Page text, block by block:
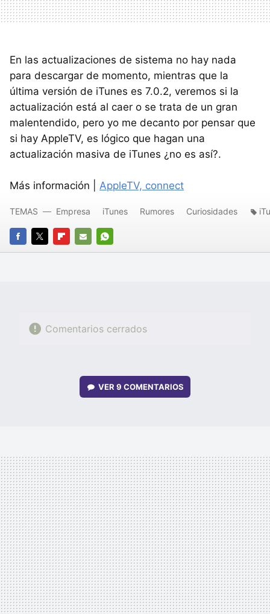
En las actualizaciones de sistema no hay nada
para descargar de momento, mientras que la
última versión de iTunes es 7.0.2, veremos si la
actualización está al caer o se trata de un gran
malentendido, pero yo me decanto por pensar que
si hay AppleTV, es lógico que hagan una
actualización masiva de iTunes ¿no es así?.
Más información | AppleTV, connect
FACEBOOK
TWITTERFLIPBOARD
E-
WHATSAPP
TEMAS Empresa iTunes Rumores Curiosidades
Comentarios cerrados
VER 9 COMENTARIOS